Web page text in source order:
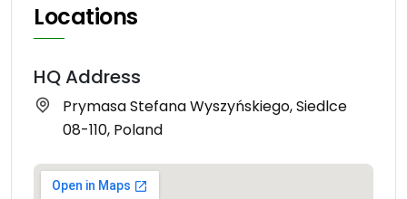
Locations
HQ Address
Prymasa Stefana Wyszyńskiego, Siedlce
08-110, Poland